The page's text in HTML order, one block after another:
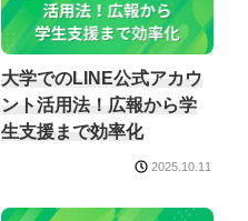
大学でのLINE公式アカウ
ント活用法！広報から学
生支援まで効率化
2025.10.11